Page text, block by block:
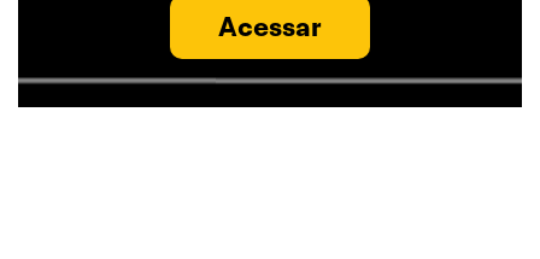
Acessar